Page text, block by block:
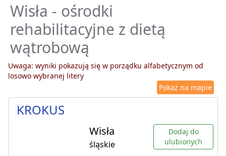
Wisła - ośrodki
rehabilitacyjne z dietą
wątrobową
Uwaga: wyniki pokazują się w porządku alfabetycznym od
losowo wybranej litery
Pokaż na mapie
KROKUS
Wisła
śląskie
Dodaj do
ulubionych